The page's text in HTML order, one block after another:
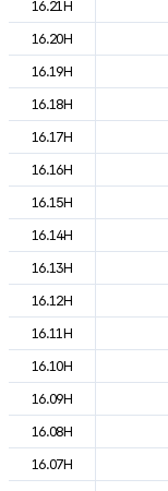
16.21H
16.20H
16.19H
16.18H
16.17H
16.16H
16.15H
16.14H
16.13H
16.12H
16.11H
16.10H
16.09H
16.08H
16.07H